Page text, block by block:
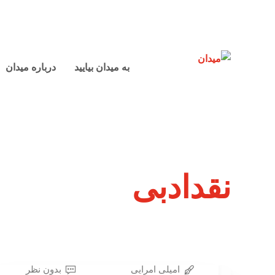
به میدان بیایید درباره میدان
نقدادبی
امیلی امرایی بدون نظر